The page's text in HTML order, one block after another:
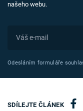
našeho webu.
Odesláním formuláře
SDÍLEJTE ČLÁNEK